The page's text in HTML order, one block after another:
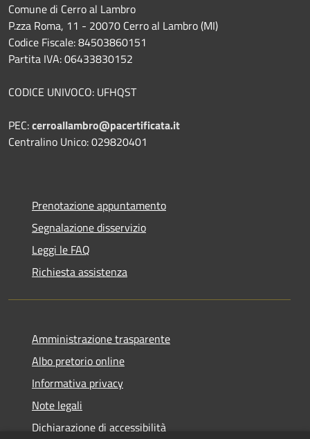
Comune di Cerro al Lambro
P.zza Roma, 11 - 20070 Cerro al Lambro (MI)
Codice Fiscale: 84503860151
Partita IVA: 06433830152
CODICE UNIVOCO: UFHQST
PEC:cerroallambro@pacertificata.it
Centralino Unico: 029820401
Prenotazione appuntamento
Segnalazione disservizio
Leggi le FAQ
Richiesta assistenza
Amministrazione trasparente
Albo pretorio online
Informativa privacy
Note legali
Dichiarazione di accessibilità